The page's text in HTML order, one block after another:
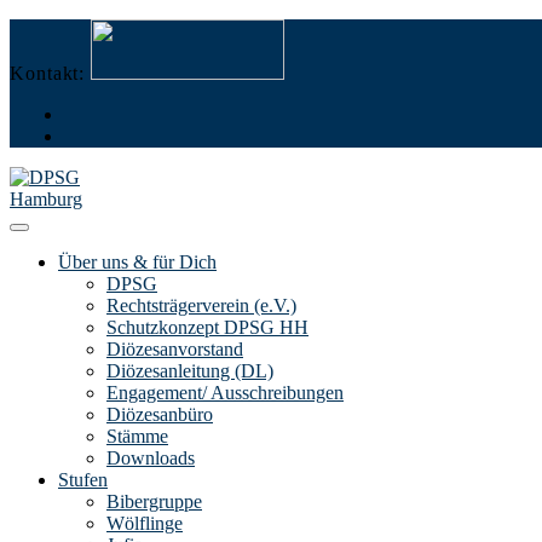
springen
Kontakt: Die
Über uns & für Dich
DPSG
Rechtsträgerverein (e.V.)
Schutzkonzept DPSG HH
Diözesanvorstand
Diözesanleitung (DL)
Engagement/ Ausschreibungen
Diözesanbüro
Stämme
Downloads
Stufen
Bibergruppe
Wölflinge